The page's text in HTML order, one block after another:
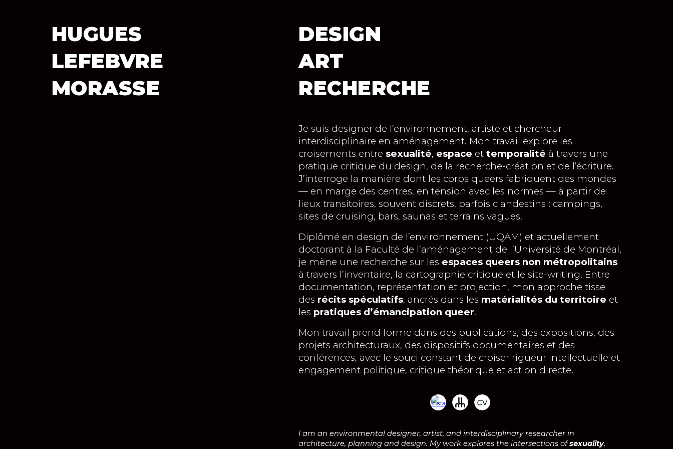
HUGUES
LEFEBVRE
MORASSE
DESIGN
ART
RECHERCHE
Je suis designer de l’environnement, artiste et chercheur
interdisciplinaire en aménagement. Mon travail explore les
croisements entre sexualité, espace ettemporalité à travers une
pratique critique du design, de la recherche-création et de l’écriture.
J’interroge la manière dont les corps queers fabriquent des mondes
— en marge des centres, en tension avec les normes — à partir de
lieux transitoires, souvent discrets, parfois clandestins : campings,
sites de cruising, bars, saunas et terrains vagues.
Diplômé en design de l’environnement (UQAM) et actuellement
doctorant à la Faculté de l’aménagement de l’Université de Montréal,
je mène une recherche sur les espaces queers non métropolitains
à travers l’inventaire, la cartographie critique et le site-writing. Entre
documentation, représentation et projection, mon approche tisse
des récits spéculatifs, ancrés dans les matérialités du territoire et
les pratiques d’émancipation queer.
Mon travail prend forme dans des publications, des expositions, des
projets architecturaux, des dispositifs documentaires et des
conférences, avec le souci constant de croiser rigueur intellectuelle et
engagement politique, critique théorique et action directe.
I am an environmental designer, artist, and interdisciplinary researcher in
architecture, planning and design. My work explores the intersections ofsexuality,